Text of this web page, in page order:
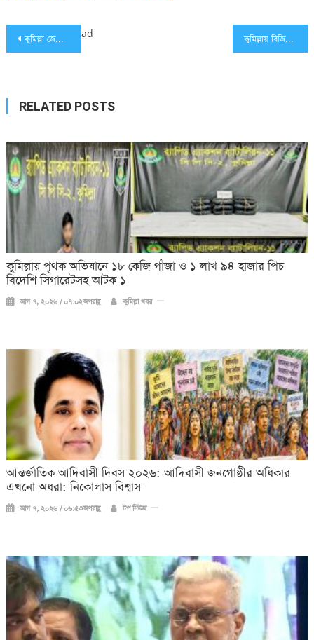
Post
কুমিল্লা জেলা পরিষদের প্যানেল চেয়ারম্যান সহিদের ছোট ভাই সাহিদের দাফন সম্পন্ন কুমিল্লায় বিজিবি’র অভিযানে মাদকদ্রব্য এবং মালামালসহ আটক-১
ad
RELATED POSTS
কুমিল্লায় পৃথক অভিযানে ১৮ কেজি গাঁজা ও ১ লাখ ৯৪ হাজার পিচ
বিদেশি সিগারেটসহ আটক ১
আগ ৭, ২০২৬ / ০৭:০২অপরাহ্ণ কুমিল্লা খবর
আন্তর্জাতিক আদিবাসী দিবস ২০২৬: আদিবাসী জনগোষ্ঠীর অধিকার
এখনো অধরা: নিকোলাস বিশ্বাস
আগ ৭, ২০২৬ / ০৬:৫৩অপরাহ্ণ টপ নিউজ